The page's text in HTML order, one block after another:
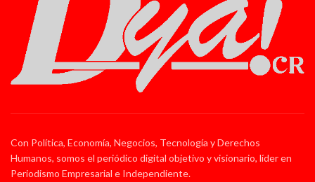
Con Política, Economía, Negocios, Tecnología y Derechos
Humanos, somos el periódico digital objetivo y visionario, líder en
Periodismo Empresarial e Independiente.